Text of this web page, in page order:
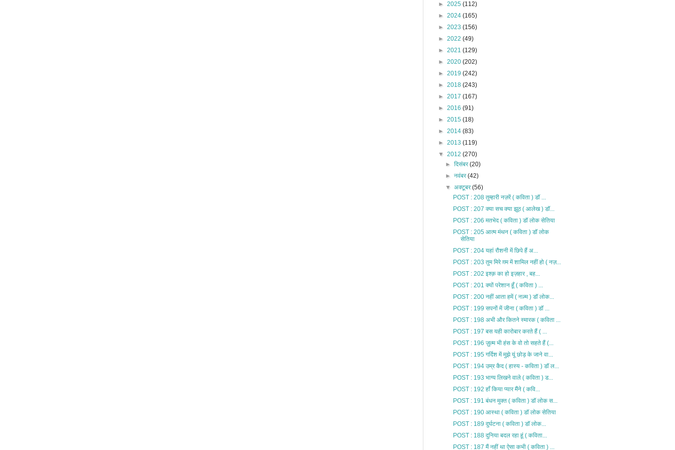
► 2025 (112)
► 2024 (165)
► 2023 (156)
► 2022 (49)
► 2021 (129)
► 2020 (202)
► 2019 (242)
► 2018 (243)
► 2017 (167)
► 2016 (91)
► 2015 (18)
► 2014 (83)
► 2013 (119)
▼ 2012 (270)
►दिसंबर(20)
►नवंबर(42)
▼अक्टूबर(56)
POST : 208 तुम्हारी नज़रें ( कविता ) डॉ ...
POST : 207 क्या सच क्या झूठ ( आलेख ) डॉ...
POST : 206 मतभेद ( कविता ) डॉ लोक सेतिया
POST : 205 आत्म मंथन ( कविता ) डॉ लोक
सेतिया
POST : 204 यहां रौशनी में छिपे हैं अ...
POST : 203 तुम मिरे ग़म में शामिल नहीं हो ( नज़...
POST : 202 इश्क़ का हो इज़हार , बह...
POST : 201 क्यों परेशान हूँ ( कविता ) ...
POST : 200 नहीं आता हमें ( नज़्म ) डॉ लोक...
POST : 199 सपनों में जीना ( कविता ) डॉ ...
POST : 198 अभी और कितने स्मारक ( कविता ...
POST : 197 बस यही कारोबार करते हैं ( ...
POST : 196 ज़ुल्म भी हंस के वो तो सहते हैं (...
POST : 195 गर्दिश में मुझे यूं छोड़ के जाने वा...
POST : 194 उम्र कैद ( हास्य - कविता ) डॉ ल...
POST : 193 भाग्य लिखने वाले ( कविता ) ड...
POST : 192 हाँ किया प्यार मैंने ( कवि...
POST : 191 बंधन मुक्त ( कविता ) डॉ लोक स...
POST : 190 आस्था ( कविता ) डॉ लोक सेतिया
POST : 189 दुर्घटना ( कविता ) डॉ लोक...
POST : 188 दुनिया बदल रहा हूं ( कविता...
POST : 187 मैं नहीं था ऐसा कभी ( कविता ) ...